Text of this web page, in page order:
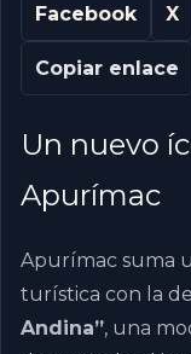
Facebook X
Copiar enlace
Un nuevo
Apurímac
Apurímac suma
turística con la
Andina”, una